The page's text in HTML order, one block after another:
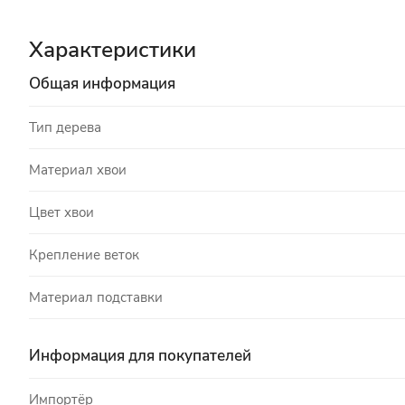
Характеристики
Общая информация
Тип дерева
Материал хвои
Цвет хвои
Крепление веток
Материал подставки
Информация для покупателей
Импортёр